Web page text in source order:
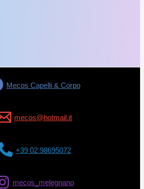
Mecos Capelli & Corpo
mecos@hotmail.it
+39 02 98695072
mecos_melegnano